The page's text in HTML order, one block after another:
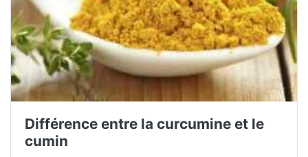
Différence entre la curcumine et le
cumin